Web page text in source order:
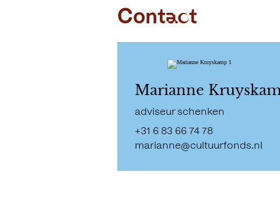
Contact
Marianne
adviseur schenken
+31 6 83 66 74 78
marianne@cultuurfonds.nl